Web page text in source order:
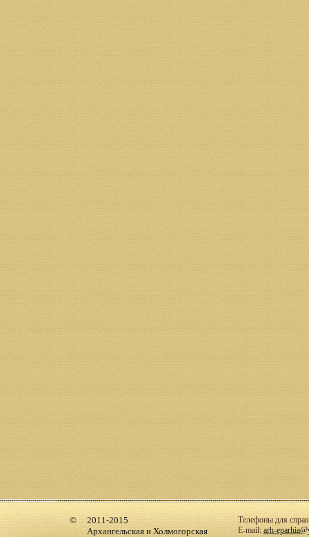
2011-2015
Архангельская и Холмогорская
Телефоны для
E-mail: arh-